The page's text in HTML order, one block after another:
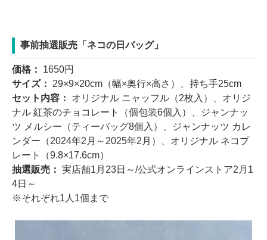
事前抽選販売「ネコの日バッグ」
価格： 1650円
サイズ： 29×9×20cm（幅×奥行×高さ）、持ち手25cm
セット内容： オリジナル ニャッフル（2枚入）、オリジ
ナル 紅茶のチョコレート（個包装6個入）、ジャンナッ
ツ メルシー（ティーバッグ8個入）、ジャンナッツ カレ
ンダー（2024年2月～2025年2月）、オリジナル ネコプ
レート（9.8×17.6cm）
抽選販売： 実店舗1月23日～/公式オンラインストア2月1
4日～
※それぞれ1人1個まで